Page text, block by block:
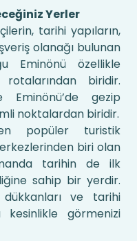
Yerler
tarihi yapıların,
olanağı bulunan
Eminönü özellikle
biridir.
Eminönü’de gezip
noktalardan biridir.
en popüler turistik
biri olan
tarihin de ilk
sahip bir yerdir.
ve tarihi
kesinlikle görmenizi